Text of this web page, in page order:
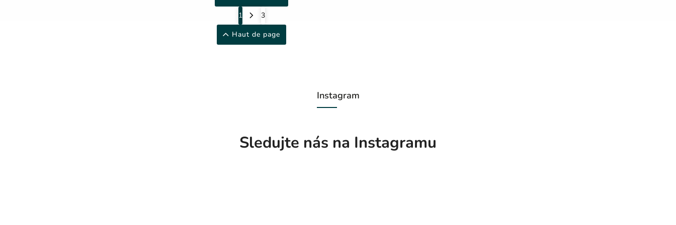
1
3
Haut de page
Instagram
Sledujte nás na Instagramu